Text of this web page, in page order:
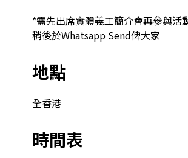
*需先出席實體義工簡介會再參與活
稍後於Whatsapp Send俾大家
地點
全香港
時間表